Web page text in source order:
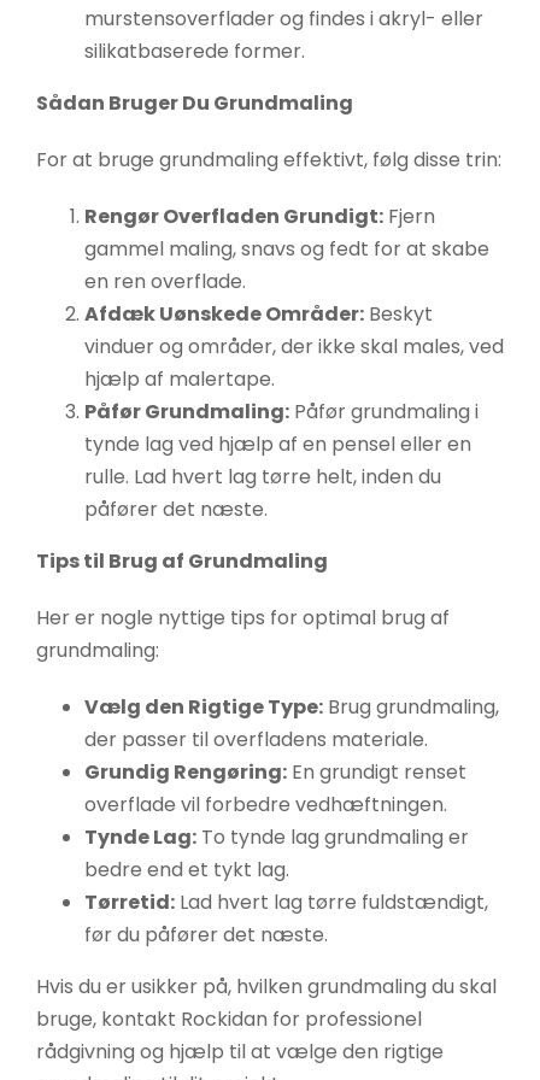
murstensoverflader og findes i akryl- eller
silikatbaserede former.
Sådan Bruger Du Grundmaling
For at bruge grundmaling effektivt, følg disse trin:
Rengør Overfladen Grundigt:Fjern
gammel maling, snavs og fedt for at skabe
en ren overflade.
Afdæk Uønskede Områder:Beskyt
vinduer og områder, der ikke skal males, ved
hjælp af malertape.
Påfør Grundmaling:Påfør grundmaling i
tynde lag ved hjælp af en pensel eller en
rulle. Lad hvert lag tørre helt, inden du
påfører det næste.
Tips til Brug af Grundmaling
Her er nogle nyttige tips for optimal brug af
grundmaling:
Vælg den Rigtige Type:Brug grundmaling,
der passer til overfladens materiale.
Grundig Rengøring:En grundigt renset
overflade vil forbedre vedhæftningen.
Tynde Lag:To tynde lag grundmaling er
bedre end et tykt lag.
Tørretid:Lad hvert lag tørre fuldstændigt,
før du påfører det næste.
Hvis du er usikker på, hvilken grundmaling du skal
bruge, kontakt Rockidan for professionel
rådgivning og hjælp til at vælge den rigtige